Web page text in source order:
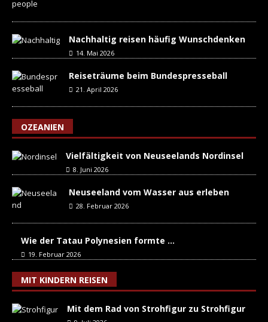
Nachhaltig reisen häufig Wunschdenken
14. Mai 2026
Reiseträume beim Bundespresseball
21. April 2026
OZEANIEN
Vielfältigkeit von Neuseelands Nordinsel
8. Juni 2026
Neuseeland vom Wasser aus erleben
28. Februar 2026
Wie der Tatau Polynesien formte …
19. Februar 2026
MIT KINDERN REISEN
Mit dem Rad von Strohfigur zu Strohfigur